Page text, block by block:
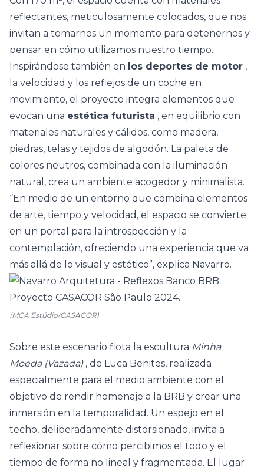
reflectantes, meticulosamente colocados, que nos
invitan a tomarnos un momento para detenernos y
pensar en cómo utilizamos nuestro tiempo.
Inspirándose también en los deportes de motor ,
la velocidad y los reflejos de un coche en
movimiento, el proyecto integra elementos que
evocan una estética futurista , en equilibrio con
materiales naturales y cálidos, como madera,
piedras, telas y tejidos de algodón. La paleta de
colores neutros, combinada con la iluminación
natural, crea un ambiente acogedor y minimalista.
“En medio de un entorno que combina elementos
de arte, tiempo y velocidad, el espacio se convierte
en un portal para la introspección y la
contemplación, ofreciendo una experiencia que va
más allá de lo visual y estético”, explica Navarro.
(MCA Estúdio/CASACOR)
Sobre este escenario flota la escultura Minha
Moeda (Vazada), de Luca Benites, realizada
especialmente para el medio ambiente con el
objetivo de rendir homenaje a la BRB y crear una
inmersión en la temporalidad. Un espejo en el
techo, deliberadamente distorsionado, invita a
reflexionar sobre cómo percibimos el todo y el
tiempo de forma no lineal y fragmentada. El lugar